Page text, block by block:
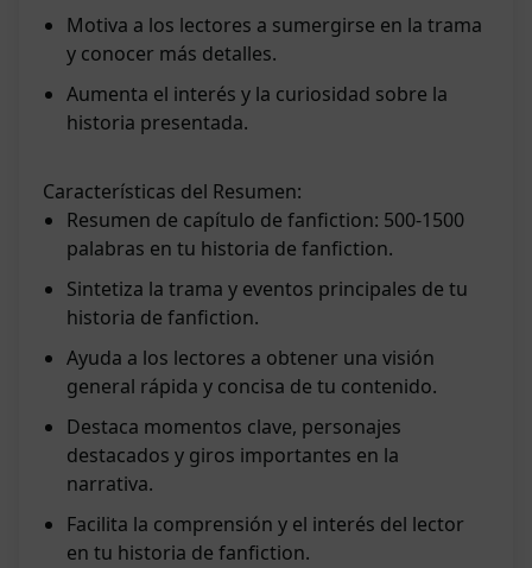
Motiva a los lectores a sumergirse en la trama
y conocer más detalles.
Aumenta el interés y la curiosidad sobre la
historia presentada.
Características del Resumen:
Resumen de capítulo de fanfiction: 500-1500
palabras en tu historia de fanfiction.
Sintetiza la trama y eventos principales de tu
historia de fanfiction.
Ayuda a los lectores a obtener una visión
general rápida y concisa de tu contenido.
Destaca momentos clave, personajes
destacados y giros importantes en la
narrativa.
Facilita la comprensión y el interés del lector
en tu historia de fanfiction.